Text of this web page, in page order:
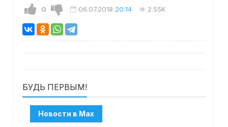
0 06.07.2018 20:14 2.55K
БУДЬ ПЕРВЫМ!